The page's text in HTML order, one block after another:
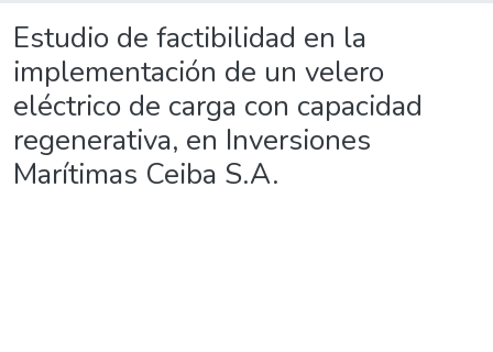
Estudio de factibilidad en la
implementación de un velero
eléctrico de carga con capacidad
regenerativa, en Inversiones
Marítimas Ceiba S.A.